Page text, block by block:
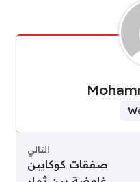
التالي
صفقات كوكايين